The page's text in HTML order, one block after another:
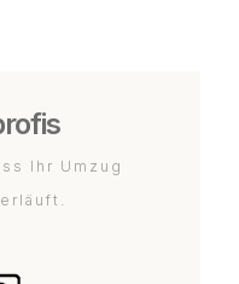
Ihr Umzug